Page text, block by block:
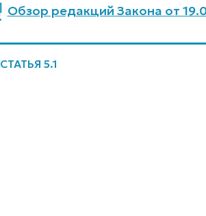
Обзор редакций Закона от
СТАТЬЯ 5.1